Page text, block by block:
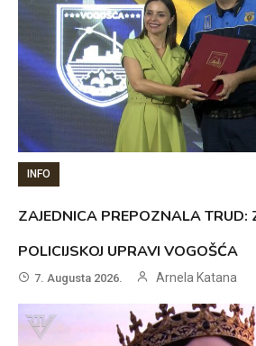
INFO
ZAJEDNICA PREPOZNALA
POLICIJSKOJ UPRAVI VOGOŠĆA
7. Augusta 2026. Arnela Katana